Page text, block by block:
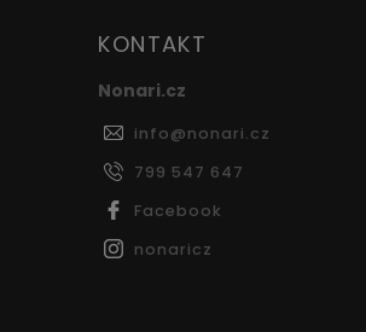
KONTAKT
Nonari.cz
info@nonari.cz
799 547 647
Facebook
nonaricz